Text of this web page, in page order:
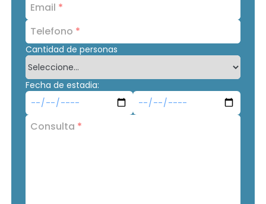
Email *
Telefono *
Cantidad de personas
Fecha de estadia:
Consulta *